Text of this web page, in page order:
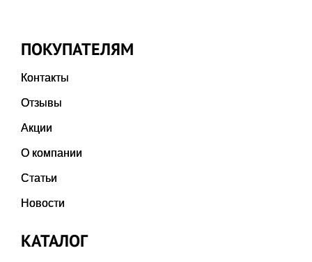
ПОКУПАТЕЛЯМ
Контакты
Отзывы
Акции
О компании
Статьи
Новости
КАТАЛОГ